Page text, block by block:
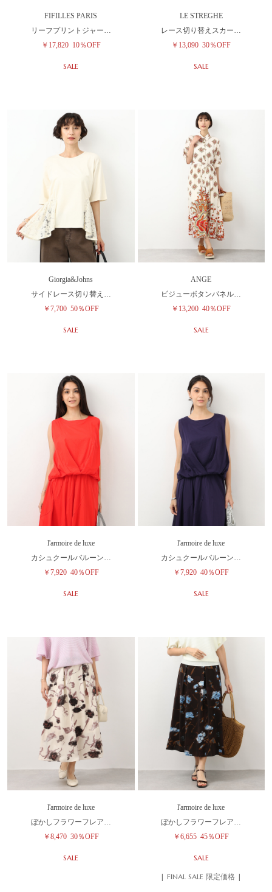
FIFILLES PARIS
リーフプリントジャー…
￥17,820 10％OFF
SALE
LE STREGHE
レース切り替えスカー…
￥13,090 30％OFF
SALE
Giorgia&Johns
サイドレース切り替え…
￥7,700 50％OFF
SALE
ANGE
ビジューボタンパネル…
￥13,200 40％OFF
SALE
l'armoire de luxe
カシュクールバルーン…
￥7,920 40％OFF
SALE
l'armoire de luxe
カシュクールバルーン…
￥7,920 40％OFF
SALE
l'armoire de luxe
ぼかしフラワーフレア…
￥8,470 30％OFF
SALE
l'armoire de luxe
ぼかしフラワーフレア…
￥6,655 45％OFF
SALE
| FINAL SALE 限定価格 |